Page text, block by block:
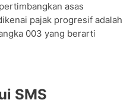
asas
pajak progresif adalah
003 yang berarti
SMS